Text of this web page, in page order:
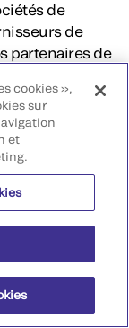
de
de
partenaires de
collecter
de
aux
de
d’exiger
préservent la
et
des
cookies »,
sur
et